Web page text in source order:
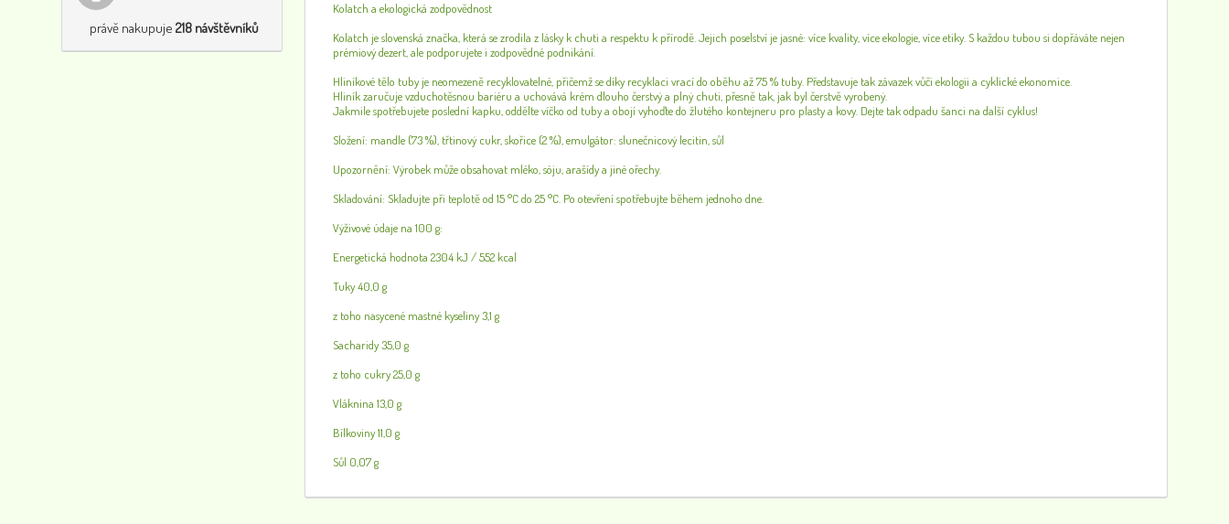
právě nakupuje218 návštěvníků
Kolatch a ekologická zodpovědnost
Kolatch je slovenská značka, která se zrodila z lásky k chuti a respektu k přírodě. Jejich poselství je jasné: více kvality, více ekologie, více etiky. S každou tubou si dopřáváte nejen
prémiový dezert, ale podporujete i zodpovědné podnikání.
Hliníkové tělo tuby je neomezeně recyklovatelné, přičemž se díky recyklaci vrací do oběhu až 75 % tuby. Představuje tak závazek vůči ekologii a cyklické ekonomice.
Hliník zaručuje vzduchotěsnou bariéru a uchovává krém dlouho čerstvý a plný chuti, přesně tak, jak byl čerstvě vyrobený.
Jakmile spotřebujete poslední kapku, oddělte víčko od tuby a obojí vyhoďte do žlutého kontejneru pro plasty a kovy. Dejte tak odpadu šanci na další cyklus!
Složení: mandle (73 %), třtinový cukr, skořice (2 %), emulgátor: slunečnicový lecitin, sůl
Upozornění: Výrobek může obsahovat mléko, sóju, arašídy a jiné ořechy.
Skladování: Skladujte při teplotě od 15 °C do 25 °C. Po otevření spotřebujte během jednoho dne.
Výživové údaje na 100 g:
Energetická hodnota 2304 kJ / 552 kcal
Tuky 40,0 g
z toho nasycené mastné kyseliny 3,1 g
Sacharidy 35,0 g
z toho cukry 25,0 g
Vláknina 13,0 g
Bílkoviny 11,0 g
Sůl 0,07 g